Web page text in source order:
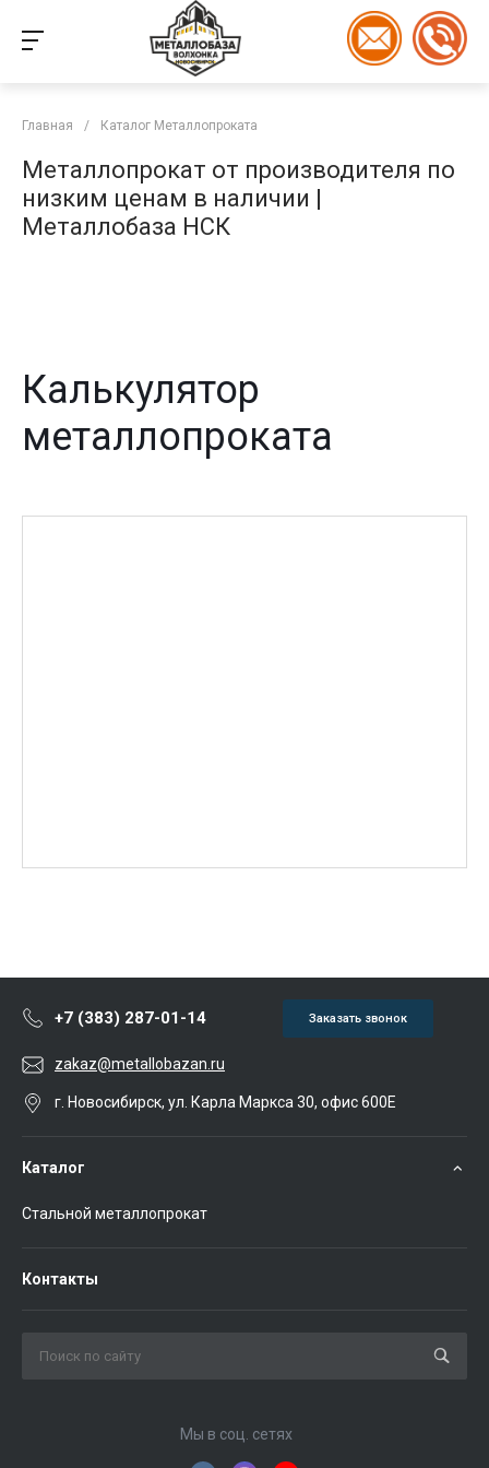
Главная / Каталог Металлопроката
Металлопрокат от производителя по
низким ценам в наличии |
Металлобаза НСК
Калькулятор
металлопроката
+7 (383) 287-01-14 Заказать звонок
zakaz@metallobazan.ru
г. Новосибирск, ул. Карла Маркса 30, офис 600Е
Каталог
Стальной металлопрокат
Контакты
Мы в соц. сетях